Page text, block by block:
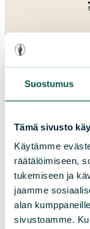
Suostumus
Tämä sivusto
Käytämme
räätälöimiseen,
tukemiseen ja
jaamme
alan
sivustoamme.
Suomen
Sörnäistenkatu
00580 Helsinki